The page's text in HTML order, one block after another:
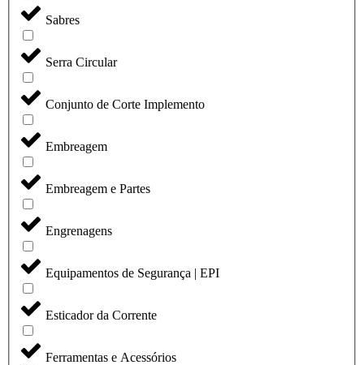
Sabres
Serra Circular
Conjunto de Corte Implemento
Embreagem
Embreagem e Partes
Engrenagens
Equipamentos de Segurança | EPI
Esticador da Corrente
Ferramentas e Acessórios